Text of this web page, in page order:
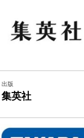
出版
集英社